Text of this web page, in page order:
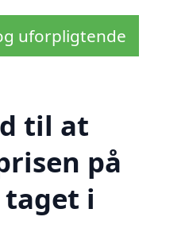
uforpligtende
til at
på
i